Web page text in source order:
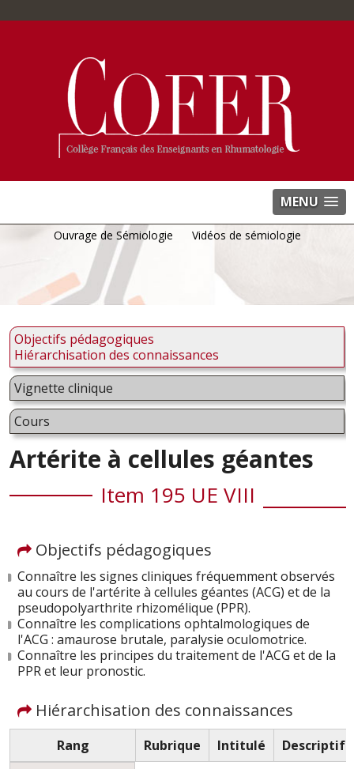
MENU
Ouvrage de Sémiologie Vidéos de sémiologie
Objectifs pédagogiques
Hiérarchisation des connaissances
Vignette clinique
Cours
Artérite à cellules géantes
Item 195 UE VIII
Objectifs pédagogiques
Connaître les signes cliniques fréquemment observés
au cours de l'artérite à cellules géantes (ACG) et de la
pseudopolyarthrite rhizomélique (PPR).
Connaître les complications ophtalmologiques de
l'ACG : amaurose brutale, paralysie oculomotrice.
Connaître les principes du traitement de l'ACG et de la
PPR et leur pronostic.
Hiérarchisation des connaissances
Rang Rubrique Intitulé
Descriptif